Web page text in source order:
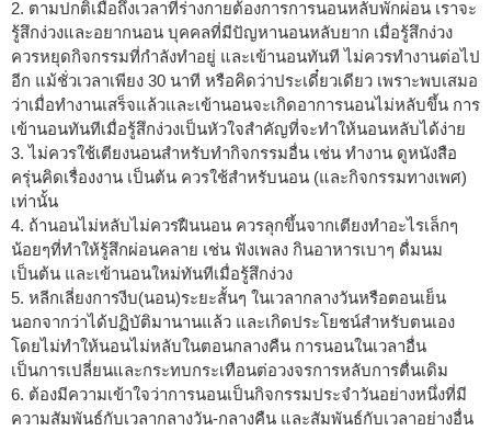
2. ตามปกติเมื่อถึงเวลาที่ร่างกายต้องการการนอนหลับพักผ่อน เราจะ
รู้สึกง่วงและอยากนอน บุคคลที่มีปัญหานอนหลับยาก เมื่อรู้สึกง่วง
ควรหยุดกิจกรรมที่กำลังทำอยู่ และเข้านอนทันที ไม่ควรทำงานต่อไป
อีก แม้ชั่วเวลาเพียง 30 นาที หรือคิดว่าประเดี๋ยวเดียว เพราะพบเสมอ
ว่าเมื่อทำงานเสร็จแล้วและเข้านอนจะเกิดอาการนอนไม่หลับขึ้น การ
เข้านอนทันทีเมื่อรู้สึกง่วงเป็นหัวใจสำคัญที่จะทำให้นอนหลับได้ง่าย
3. ไม่ควรใช้เตียงนอนสำหรับทำกิจกรรมอื่น เช่น ทำงาน ดูหนังสือ
ครุ่นคิดเรื่องงาน เป็นต้น ควรใช้สำหรับนอน (และกิจกรรมทางเพศ)
เท่านั้น
4. ถ้านอนไม่หลับไม่ควรฝืนนอน ควรลุกขึ้นจากเตียงทำอะไรเล็กๆ
น้อยๆที่ทำให้รู้สึกผ่อนคลาย เช่น ฟังเพลง กินอาหารเบาๆ ดื่มนม
เป็นต้น และเข้านอนใหม่ทันทีเมื่อรู้สึกง่วง
5. หลีกเลี่ยงการงีบ(นอน)ระยะสั้นๆ ในเวลากลางวันหรือตอนเย็น
นอกจากว่าได้ปฏิบัติมานานแล้ว และเกิดประโยชน์สำหรับตนเอง
โดยไม่ทำให้นอนไม่หลับในตอนกลางคืน การนอนในเวลาอื่น
เป็นการเปลี่ยนและกระทบกระเทือนต่อวงจรการหลับการตื่นเดิม
6. ต้องมีความเข้าใจว่าการนอนเป็นกิจกรรมประจำวันอย่างหนึ่งที่มี
ความสัมพันธ์กับเวลากลางวัน-กลางคืน และสัมพันธ์กับเวลาอย่างอื่น